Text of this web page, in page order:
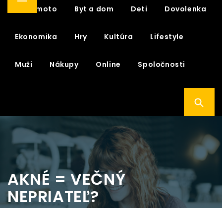
Primary
Auto moto Byt a dom Deti Dovolenka
Ekonomika Hry Kultúra Lifestyle
Muži Nákupy Online Spoločnosti
AKNÉ = VEČNÝ
NEPRIATEĽ?